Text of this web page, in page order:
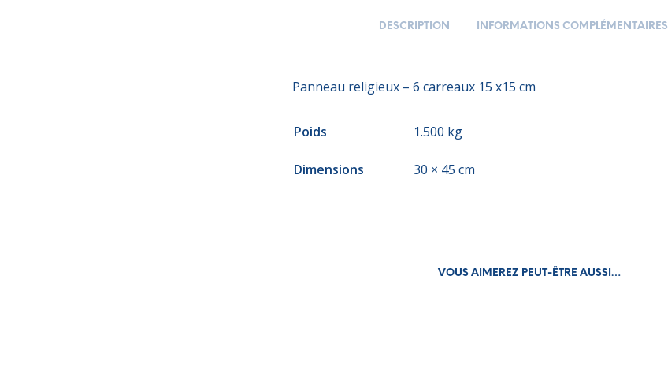
DESCRIPTION INFORMATIONS COMPLÉMENTAIRES
Panneau religieux – 6 carreaux 15 x15 cm
Poids 1.500 kg
Dimensions 30 × 45 cm
VOUS AIMEREZ PEUT-ÊTRE AUSSI…